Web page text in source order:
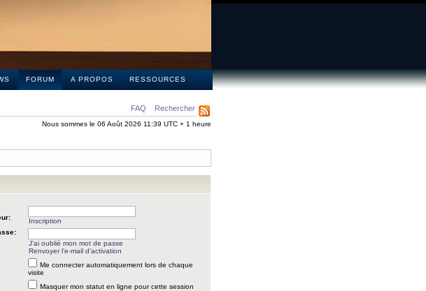
FORUM A PROPOS RESSOURCES
FAQ Rechercher
Nous sommes le 06 Août 2026 11:39 UTC + 1 heure
Inscription
J’ai oublié mon mot de passe
Renvoyer l’e-mail d’activation
Me connecter automatiquement lors de chaque
visite
Masquer mon statut en ligne pour cette session